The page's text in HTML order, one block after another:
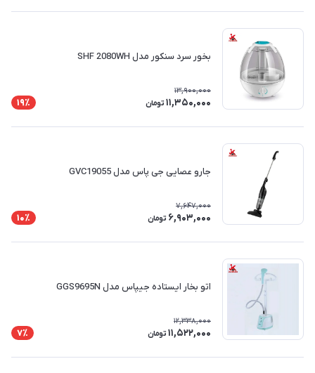
بخور سرد سنکور مدل SHF 2080WH
13,900,000
11,350,000 تومان 19٪
جارو عصایی جی پاس مدل GVC19055
7,647,000
6,903,000 تومان 10٪
اتو بخار ایستاده جیپاس مدل GGS9695N
12,338,000
11,522,000 تومان 7٪